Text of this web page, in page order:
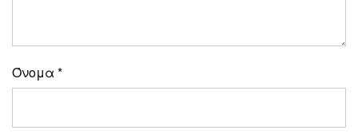
Όνομα *